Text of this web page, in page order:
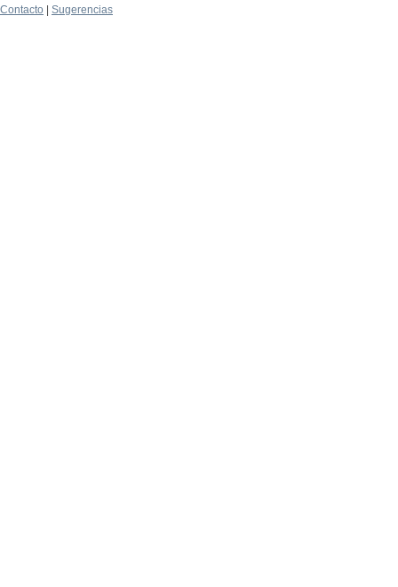
Contacto
Sugerencias